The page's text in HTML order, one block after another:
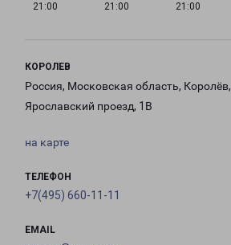
21:00
21:00
21:00
КОРОЛЕВ
Россия, Московская область, Королёв,
Ярославский проезд, 1В
на карте
ТЕЛЕФОН
+7(495) 660-11-11
EMAIL